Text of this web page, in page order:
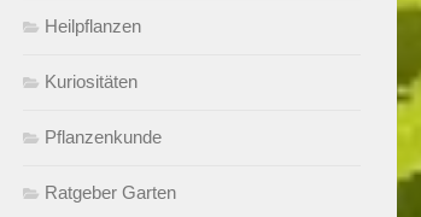
Heilpflanzen
Kuriositäten
Pflanzenkunde
Ratgeber Garten